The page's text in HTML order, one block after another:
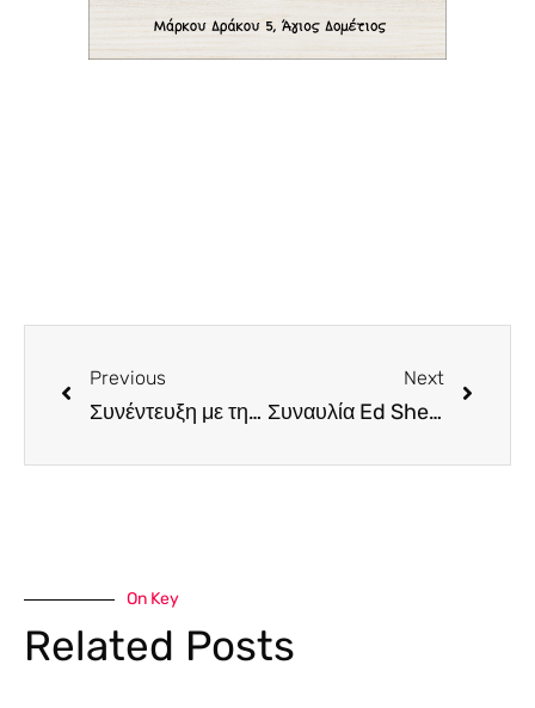
Previous
Συνέντευξη με την οινοχόο Iwona Hereda, τo πρώτo μέλος τoυ CYSOMMS που απέκτησε το Δίπλωμα ASI
Next
Συναυλία Ed Sheeran στην Κύπρο. Sold out από τώρα η πρώτη βραδιά
On Key
Related Posts